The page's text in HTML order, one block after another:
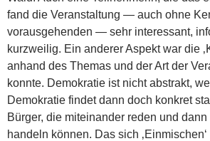
fand die Veranstaltung — auch ohne
vorausgehenden — sehr interessant,
kurzweilig. Ein anderer Aspekt war die
anhand des Themas und der Art der
konnte. Demokratie ist nicht abstrakt,
Demokratie findet dann doch konkret
Bürger, die miteinander reden und
handeln können. Das sich